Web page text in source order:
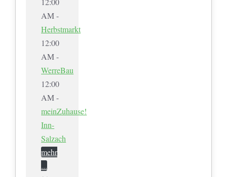
AM -
Herbstmarkt
12:00
AM -
WerreBau
12:00
AM -
meinZuhause!
Inn-
Salzach
mehr
...